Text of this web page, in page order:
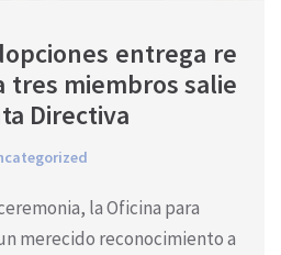
entrega re
tres miembros salie
Directiva
la Oficina para
merecido reconocimiento a